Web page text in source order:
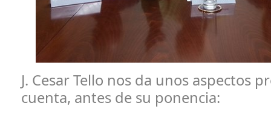
J. Cesar Tello nos da unos aspectos
cuenta, antes de su ponencia: